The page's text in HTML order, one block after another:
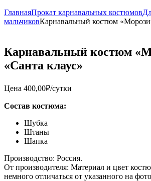
ГлавнаяПрокат карнавальных костюмов
мальчиковКарнавальный костюм
Карнавальный костюм
«Санта клаус»
Цена 400,00₽/сутки
Состав костюма:
Шубка
Штаны
Шапка
Производство: Россия.
От производителя: Материал и цвет
немного отличаться от указанного на